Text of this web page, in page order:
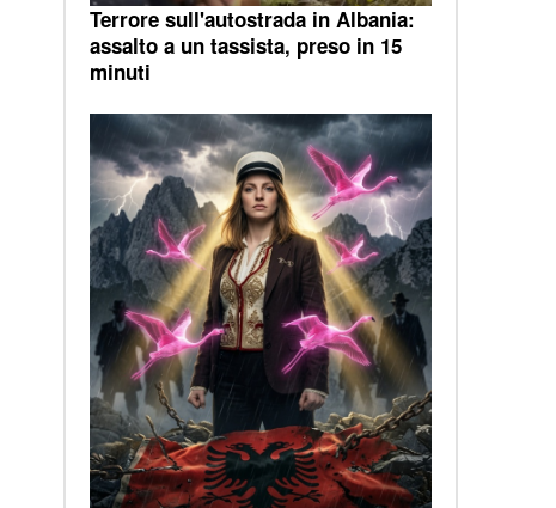
Terrore sull'autostrada in Albania:
assalto a un tassista, preso in 15
minuti